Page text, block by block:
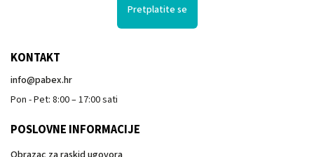
Pretplatite se
KONTAKT
info@pabex.hr
Pon - Pet: 8:00 – 17:00 sati
POSLOVNE INFORMACIJE